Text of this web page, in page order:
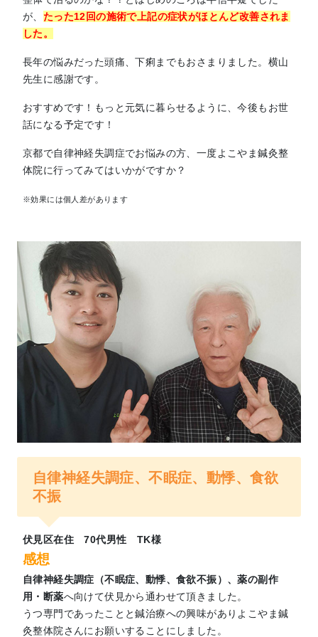
が、 たった12回の施術で上記の症状がほとんど改善されま
した。
長年の悩みだった頭痛、下痢までもおさまりました。横山
先生に感謝です。
おすすめです！もっと元気に暮らせるように、今後もお世
話になる予定です！
京都で自律神経失調症でお悩みの方、一度よこやま鍼灸整
体院に行ってみてはいかがですか？
※効果には個人差があります
自律神経失調症、不眠症、動悸、食欲
不振
伏見区在住 70代男性 TK様
感想
自律神経失調症（不眠症、動悸、食欲不振）、薬の副作
用・断薬へ向けて伏見から通わせて頂きました。
うつ専門であったことと鍼治療への興味がありよこやま鍼
灸整体院さんにお願いすることにしました。